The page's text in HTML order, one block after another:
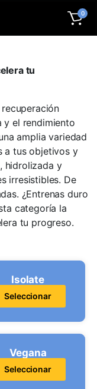
0
tu
y el rendimiento
amplia variedad
a tus objetivos y
hidrolizada y
irresistibles. De
¿Entrenas duro
categoría la
tu progreso.
Isolate
Seleccionar
Vegana
Seleccionar